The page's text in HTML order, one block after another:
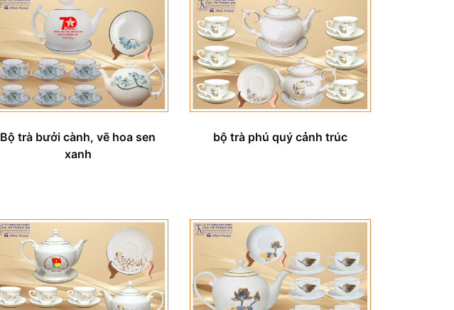
Bộ trà bưởi cành, vẽ hoa sen
xanh
bộ trà phú quý cảnh trúc